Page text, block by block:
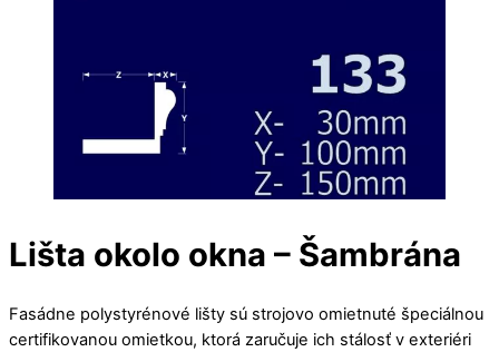
Lišta okolo okna – Šambrána
Fasádne polystyrénové lišty sú strojovo omietnuté špeciálnou
certifikovanou omietkou, ktorá zaručuje ich stálosť v exteriéri